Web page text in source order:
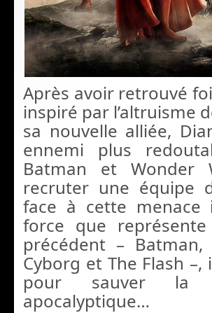
Après avoir retrouvé
inspiré par l’altruisme
sa nouvelle alliée,
ennemi plus
Batman et
recruter une équipe
face à cette menace
force que
précédent – Batman,
Cyborg et The Flash
pour sauver la
apocalyptique…